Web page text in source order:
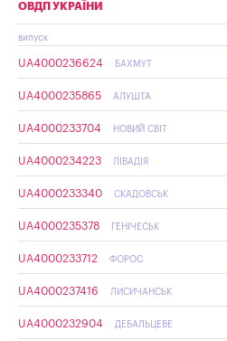
ОВДП УКРАЇНИ
випуск
UA4000236624 БАХМУТ
UA4000235865 АЛУШТА
UA4000233704 НОВИЙ СВІТ
UA4000234223 ЛІВАДІЯ
UA4000233340 СКАДОВСЬК
UA4000235378 ГЕНІЧЕСЬК
UA4000233712 ФОРОС
UA4000237416 ЛИСИЧАНСЬК
UA4000232904 ДЕБАЛЬЦЕВЕ